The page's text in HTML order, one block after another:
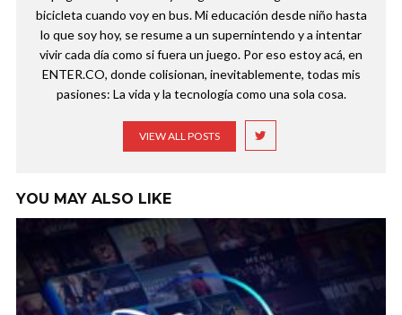
bicicleta cuando voy en bus. Mi educación desde niño hasta
lo que soy hoy, se resume a un supernintendo y a intentar
vivir cada día como si fuera un juego. Por eso estoy acá, en
ENTER.CO, donde colisionan, inevitablemente, todas mis
pasiones: La vida y la tecnología como una sola cosa.
VIEW ALL POSTS
YOU MAY ALSO LIKE